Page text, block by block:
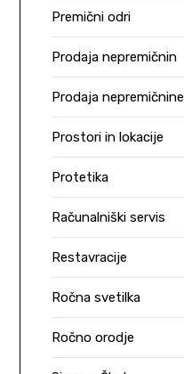
Premični odri
Prodaja nepremičnin
Prodaja nepremičnine
Prostori in lokacije
Protetika
Računalniški servis
Restavracije
Ročna svetilka
Ročno orodje